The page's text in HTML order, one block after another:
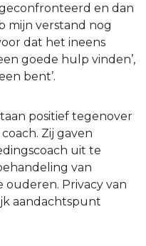
geconfronteerd en dan
mijn verstand nog
dat het ineens
goede hulp vinden’,
bent’.
positief tegenover
Zij gaven
uit te
van
ouderen. Privacy van
aandachtspunt